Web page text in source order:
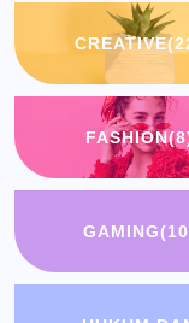
CREATIVE
FASHION
GAMING